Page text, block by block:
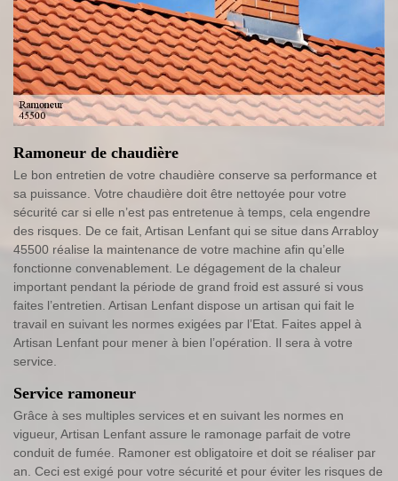
Ramoneur de chaudière
Le bon entretien de votre chaudière conserve sa performance et
sa puissance. Votre chaudière doit être nettoyée pour votre
sécurité car si elle n’est pas entretenue à temps, cela engendre
des risques. De ce fait, Artisan Lenfant qui se situe dans Arrabloy
45500 réalise la maintenance de votre machine afin qu’elle
fonctionne convenablement. Le dégagement de la chaleur
important pendant la période de grand froid est assuré si vous
faites l’entretien. Artisan Lenfant dispose un artisan qui fait le
travail en suivant les normes exigées par l’Etat. Faites appel à
Artisan Lenfant pour mener à bien l’opération. Il sera à votre
service.
Service ramoneur
Grâce à ses multiples services et en suivant les normes en
vigueur, Artisan Lenfant assure le ramonage parfait de votre
conduit de fumée. Ramoner est obligatoire et doit se réaliser par
an. Ceci est exigé pour votre sécurité et pour éviter les risques de